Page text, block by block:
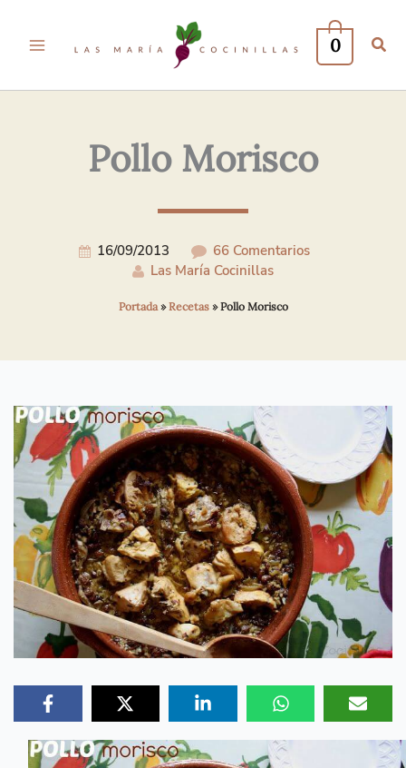
0
Pollo Morisco
16/09/2013
66 Comentarios
Las María Cocinillas
Portada»Recetas»Pollo Morisco
Electrónico*